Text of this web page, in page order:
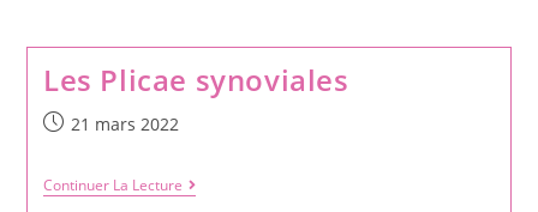
Les Plicae synoviales
21 mars 2022
Continuer La Lecture